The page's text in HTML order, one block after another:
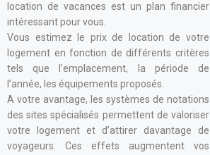
location de vacances est un plan financier
intéressant pour vous.
Vous estimez le prix de location de votre
logement en fonction de différents critères
tels que l’emplacement, la période de
l’année, les équipements proposés.
A votre avantage, les systèmes de notations
des sites spécialisés permettent de valoriser
votre logement et d’attirer davantage de
voyageurs. Ces effets augmentent vos